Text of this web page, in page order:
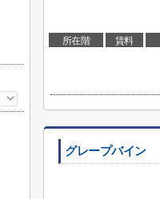
所在階 賃料
グレープバイン